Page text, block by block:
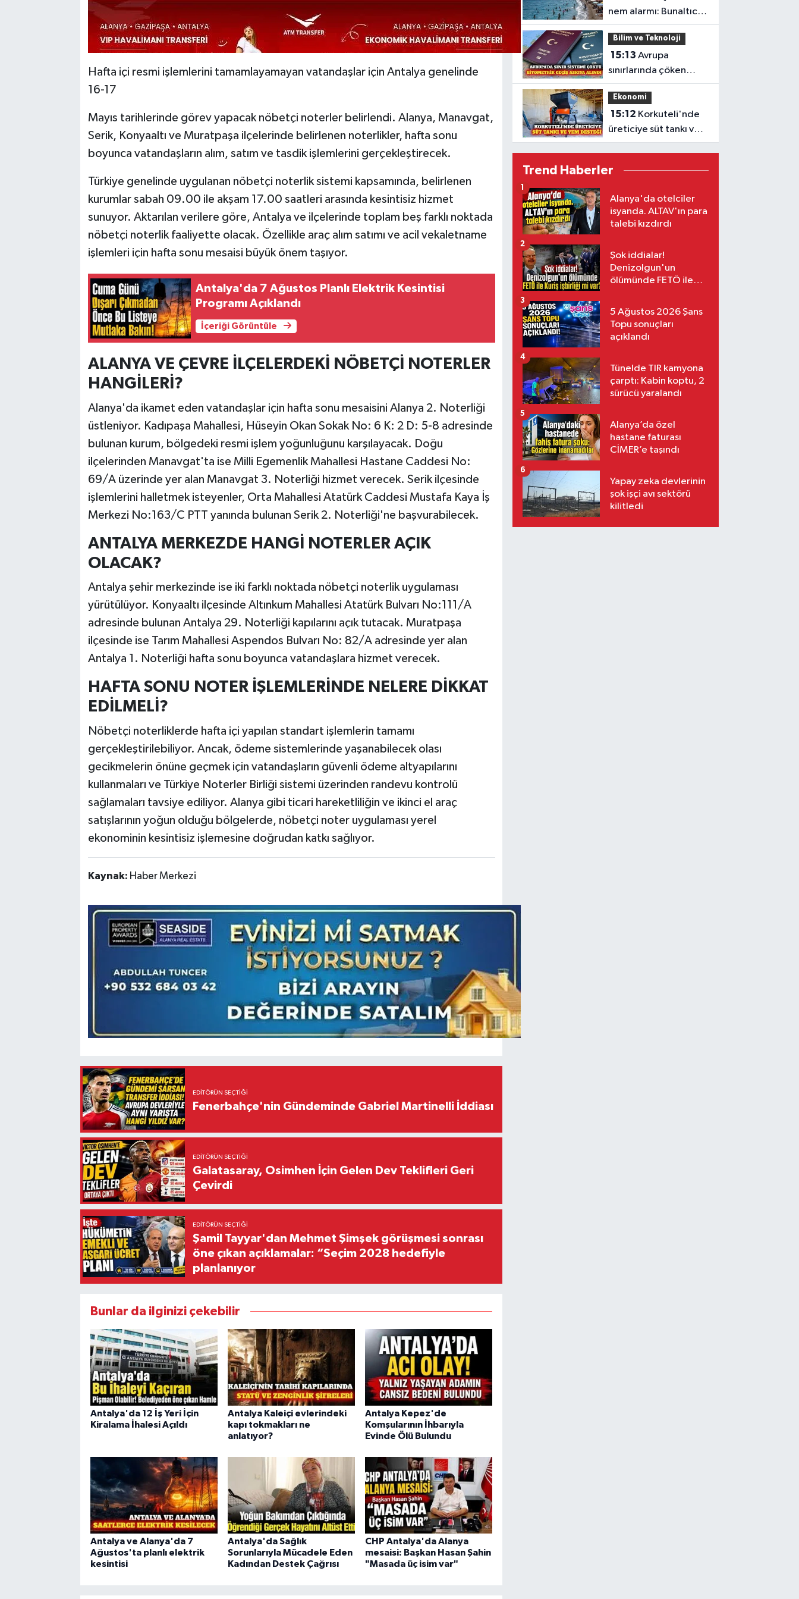
Hafta içi resmi işlemlerini tamamlayamayan vatandaşlar için Antalya genelinde
16-17
Mayıs tarihlerinde görev yapacak nöbetçi noterler belirlendi. Alanya, Manavgat,
Serik, Konyaaltı ve Muratpaşa ilçelerinde belirlenen noterlikler, hafta sonu
boyunca vatandaşların alım, satım ve tasdik işlemlerini gerçekleştirecek.
Türkiye genelinde uygulanan nöbetçi noterlik sistemi kapsamında, belirlenen
kurumlar sabah 09.00 ile akşam 17.00 saatleri arasında kesintisiz hizmet
sunuyor. Aktarılan verilere göre, Antalya ve ilçelerinde toplam beş farklı noktada
nöbetçi noterlik faaliyette olacak. Özellikle araç alım satımı ve acil vekaletname
işlemleri için hafta sonu mesaisi büyük önem taşıyor.
Antalya'da 7 Ağustos Planlı Elektrik Kesintisi
Programı Açıklandı
İçeriği Görüntüle
ALANYA VE ÇEVRE İLÇELERDEKİ NÖBETÇİ NOTERLER
HANGİLERİ?
Alanya'da ikamet eden vatandaşlar için hafta sonu mesaisini Alanya 2. Noterliği
üstleniyor. Kadıpaşa Mahallesi, Hüseyin Okan Sokak No: 6 K: 2 D: 5-8 adresinde
bulunan kurum, bölgedeki resmi işlem yoğunluğunu karşılayacak. Doğu
ilçelerinden Manavgat'ta ise Milli Egemenlik Mahallesi Hastane Caddesi No:
69/A üzerinde yer alan Manavgat 3. Noterliği hizmet verecek. Serik ilçesinde
işlemlerini halletmek isteyenler, Orta Mahallesi Atatürk Caddesi Mustafa Kaya İş
Merkezi No:163/C PTT yanında bulunan Serik 2. Noterliği'ne başvurabilecek.
ANTALYA MERKEZDE HANGİ NOTERLER AÇIK
OLACAK?
Antalya şehir merkezinde ise iki farklı noktada nöbetçi noterlik uygulaması
yürütülüyor. Konyaaltı ilçesinde Altınkum Mahallesi Atatürk Bulvarı No:111/A
adresinde bulunan Antalya 29. Noterliği kapılarını açık tutacak. Muratpaşa
ilçesinde ise Tarım Mahallesi Aspendos Bulvarı No: 82/A adresinde yer alan
Antalya 1. Noterliği hafta sonu boyunca vatandaşlara hizmet verecek.
HAFTA SONU NOTER İŞLEMLERİNDE NELERE DİKKAT
EDİLMELİ?
Nöbetçi noterliklerde hafta içi yapılan standart işlemlerin tamamı
gerçekleştirilebiliyor. Ancak, ödeme sistemlerinde yaşanabilecek olası
gecikmelerin önüne geçmek için vatandaşların güvenli ödeme altyapılarını
kullanmaları ve Türkiye Noterler Birliği sistemi üzerinden randevu kontrolü
sağlamaları tavsiye ediliyor. Alanya gibi ticari hareketliliğin ve ikinci el araç
satışlarının yoğun olduğu bölgelerde, nöbetçi noter uygulaması yerel
ekonominin kesintisiz işlemesine doğrudan katkı sağlıyor.
Kaynak: Haber Merkezi
EDITÖRÜN SEÇTIĞI
Fenerbahçe'nin Gündeminde Gabriel Martinelli İddiası
EDITÖRÜN SEÇTIĞI
Galatasaray, Osimhen İçin Gelen Dev Teklifleri Geri
Çevirdi
EDITÖRÜN SEÇTIĞI
Şamil Tayyar'dan Mehmet Şimşek görüşmesi sonrası
öne çıkan açıklamalar: “Seçim 2028 hedefiyle
planlanıyor
Bunlar da ilginizi çekebilir
Antalya'da 12 İş Yeri İçin
Kiralama İhalesi Açıldı
Antalya Kaleiçi evlerindeki
kapı tokmakları ne
anlatıyor?
Antalya Kepez'de
Komşularının İhbarıyla
Evinde Ölü Bulundu
Antalya ve Alanya'da 7
Ağustos'ta planlı elektrik
kesintisi
Antalya'da Sağlık
Sorunlarıyla Mücadele Eden
Kadından Destek Çağrısı
CHP Antalya'da Alanya
mesaisi: Başkan Hasan Şahin
"Masada üç isim var"
nem alarmı: Bunaltıcı
hava sahilleri doldurdu
Bilim ve Teknoloji
15:13 Avrupa
sınırlarında çöken
biyometrik sistem
askıya alındı
Ekonomi
15:12
üreticiye süt tankı ve
yem makinesi desteği
Trend Haberler
Alanya'da otelciler
isyanda. ALTAV'ın para
talebi kızdırdı
1
Şok iddialar!
Denizolgun'un
ölümünde FETÖ ile
2
5 Ağustos 2026 Şans
Topu sonuçları
açıklandı
3
Tünelde TIR kamyona
çarptı: Kabin koptu, 2
sürücü yaralandı
4
Alanya’da özel
hastane faturası
CİMER’e taşındı
5
Yapay zeka devlerinin
şok işçi avı sektörü
kilitledi
6